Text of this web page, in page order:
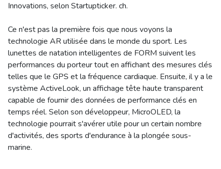
Innovations, selon Startupticker. ch.
Ce n'est pas la première fois que nous voyons la
technologie AR utilisée dans le monde du sport. Les
lunettes de natation intelligentes de FORM suivent les
performances du porteur tout en affichant des mesures clés
telles que le GPS et la fréquence cardiaque. Ensuite, il y a le
système ActiveLook, un affichage tête haute transparent
capable de fournir des données de performance clés en
temps réel. Selon son développeur, MicroOLED, la
technologie pourrait s'avérer utile pour un certain nombre
d'activités, des sports d'endurance à la plongée sous-
marine.